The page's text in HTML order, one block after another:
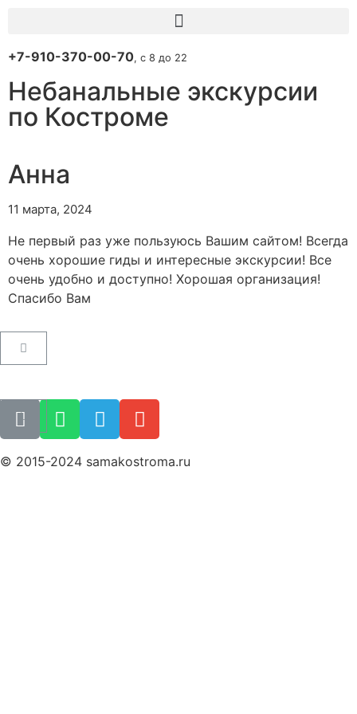
+7-910-370-00-70, с 8 до 22
Небанальные экскурсии
по Костроме
Анна
11 марта, 2024
Не первый раз уже пользуюсь Вашим сайтом! Всегда
очень хорошие гиды и интересные экскурсии! Все
очень удобно и доступно! Хорошая организация!
Спасибо Вам
Пользовательское соглашение
Как купить билет
© 2015-2024 samakostroma.ru